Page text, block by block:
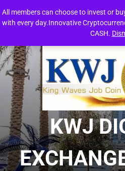
All members can choose to invest or
with every day.Innovative
CASH.
to
KWJ